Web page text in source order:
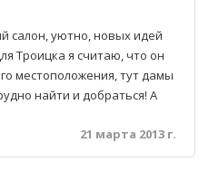
салон, уютно, новых идей
Троицка я считаю, что он
местоположения, тут дамы
найти и добраться! А
21 марта 2013 г.